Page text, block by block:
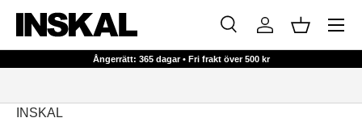
HOPPA TILL INNEHÅLL
Sök
Sök Logga inKorg
Meny
Ångerrätt: 365 dagar • Fri frakt över 500 kr
INSKAL